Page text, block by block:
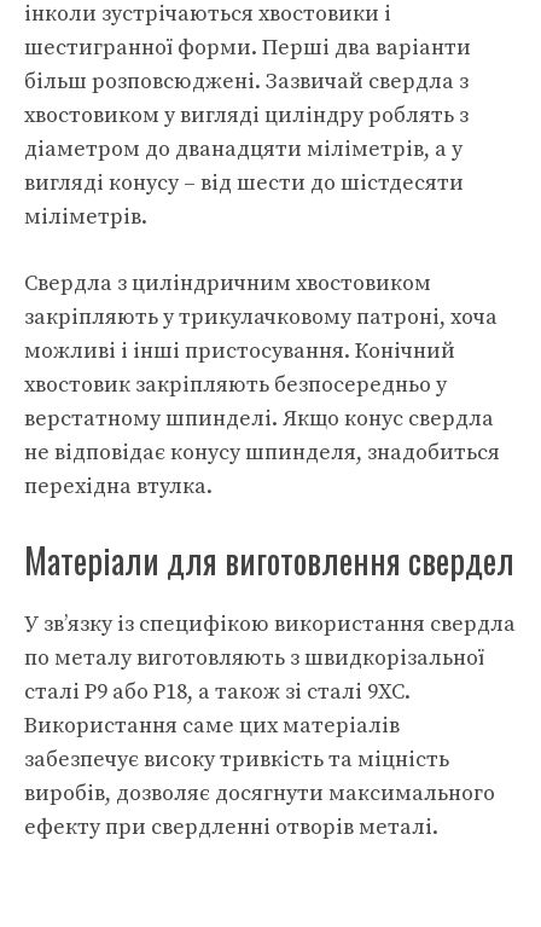
інколи зустрічаються хвостовики і
шестигранної форми. Перші два варіанти
більш розповсюджені. Зазвичай свердла з
хвостовиком у вигляді циліндру роблять з
діаметром до дванадцяти міліметрів, а у
вигляді конусу – від шести до шістдесяти
міліметрів.
Свердла з циліндричним хвостовиком
закріпляють у трикулачковому патроні, хоча
можливі і інші пристосування. Конічний
хвостовик закріпляють безпосередньо у
верстатному шпинделі. Якщо конус свердла
не відповідає конусу шпинделя, знадобиться
перехідна втулка.
Матеріали для виготовлення свердел
У зв’язку із специфікою використання свердла
по металу виготовляють з швидкорізальної
сталі Р9 або Р18, а також зі сталі 9ХС.
Використання саме цих матеріалів
забезпечує високу тривкість та міцність
виробів, дозволяє досягнути максимального
ефекту при свердленні отворів металі.